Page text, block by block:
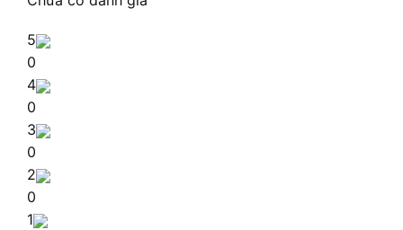
5
0
4
0
3
0
2
0
1